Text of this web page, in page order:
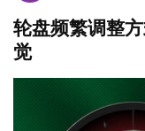
轮盘频繁调整
觉